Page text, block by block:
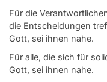
Für die
die Entscheidungen
Gott, sei ihnen nahe.
Für alle, die sich für
Gott, sei ihnen nahe.